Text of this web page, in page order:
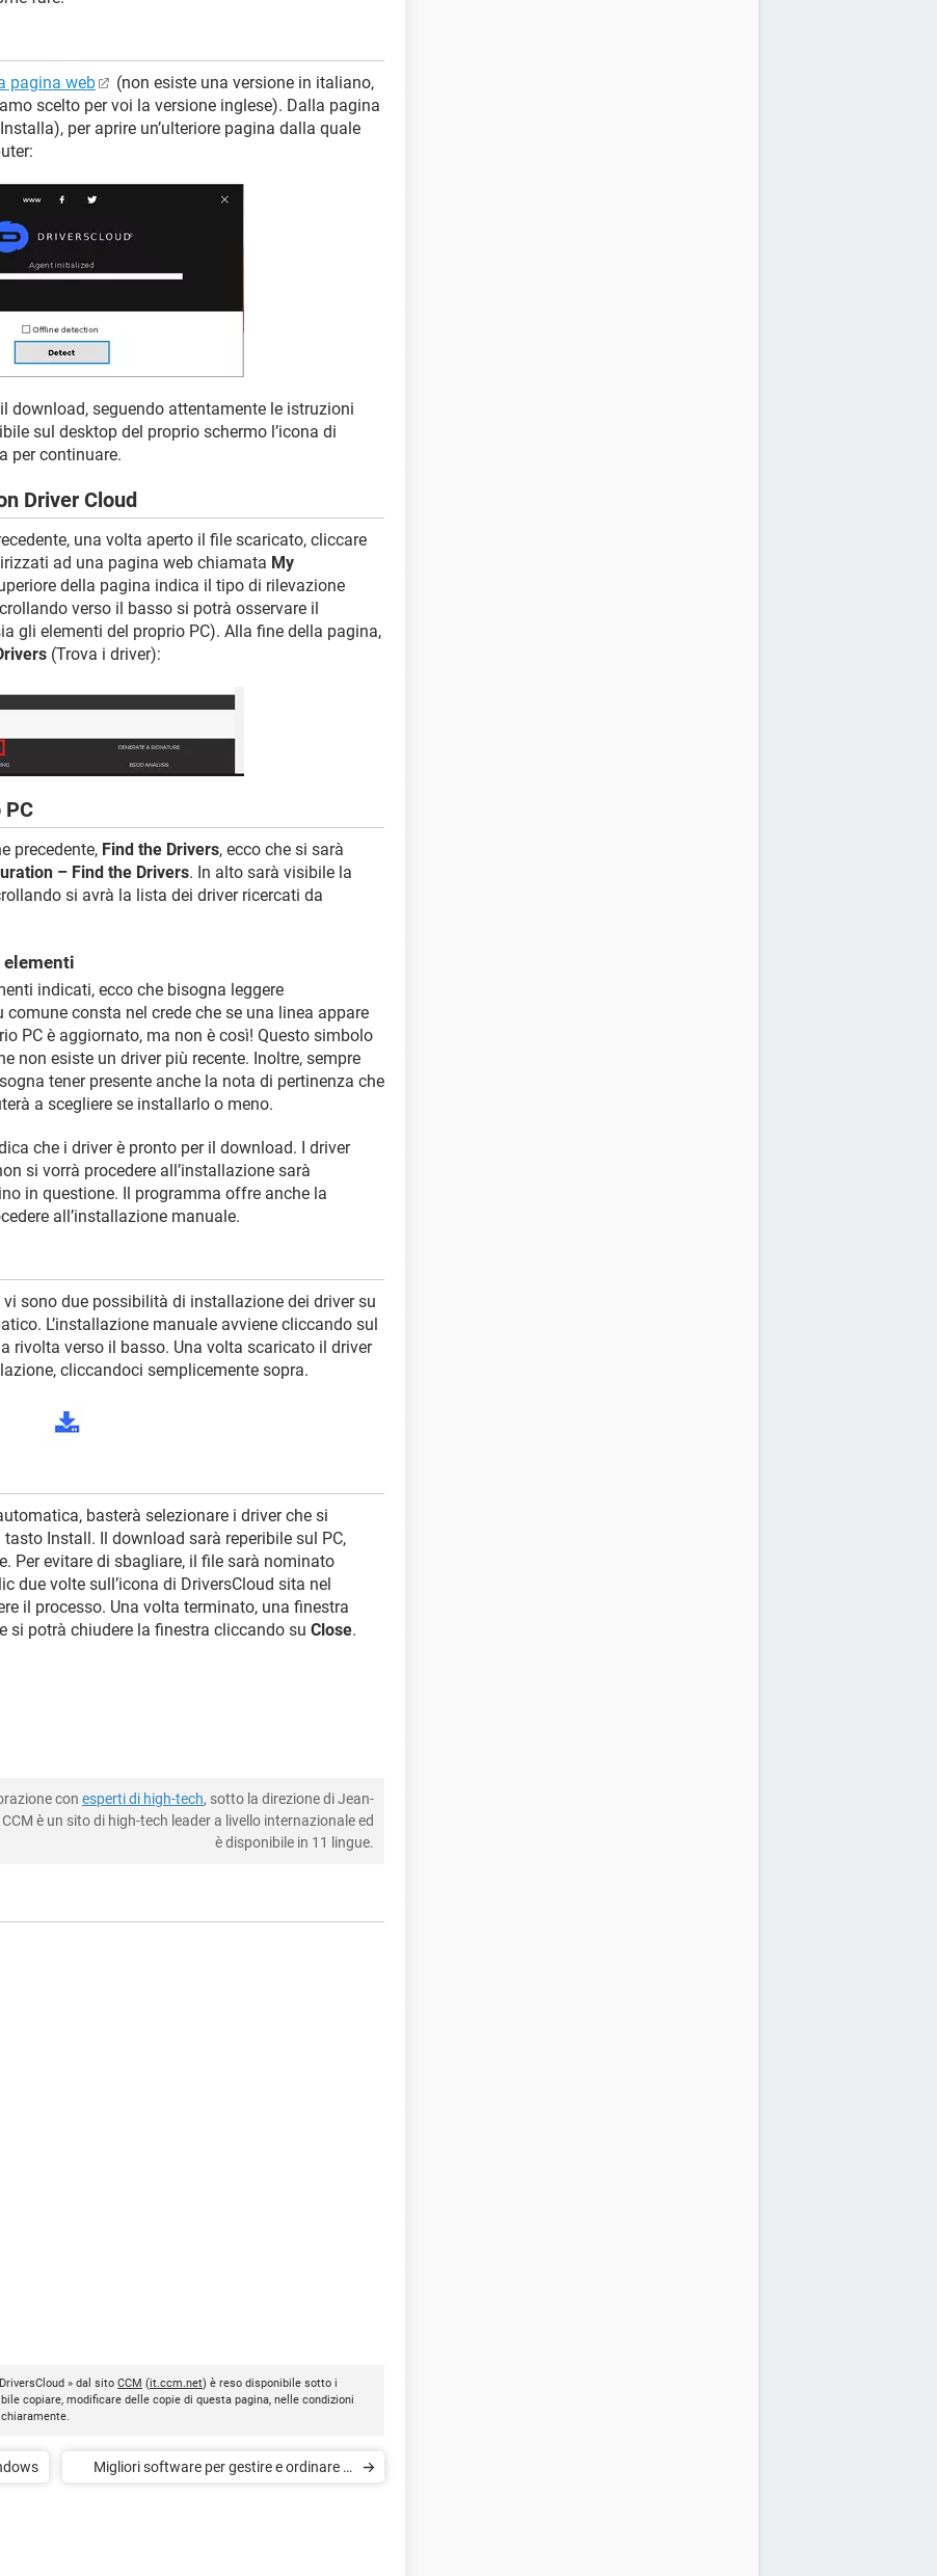
pagina web
(non esiste una versione in italiano,
scelto per voi la versione inglese). Dalla pagina
per aprire un’ulteriore pagina dalla quale
download, seguendo attentamente le istruzioni
sul desktop del proprio schermo l’icona di
per continuare.
Driver Cloud
una volta aperto il file scaricato, cliccare
ad una pagina web chiamata My
della pagina indica il tipo di rilevazione
verso il basso si potrà osservare il
gli elementi del proprio PC). Alla fine della pagina,
(Trova i driver):
precedente, Find the Drivers, ecco che si sarà
– Find the Drivers. In alto sarà visibile la
si avrà la lista dei driver ricercati da
elementi
indicati, ecco che bisogna leggere
comune consta nel crede che se una linea appare
PC è aggiornato, ma non è così! Questo simbolo
non esiste un driver più recente. Inoltre, sempre
tener presente anche la nota di pertinenza che
a scegliere se installarlo o meno.
che i driver è pronto per il download. I driver
si vorrà procedere all’installazione sarà
in questione. Il programma offre anche la
all’installazione manuale.
sono due possibilità di installazione dei driver su
L’installazione manuale avviene cliccando sul
rivolta verso il basso. Una volta scaricato il driver
cliccandoci semplicemente sopra.
basterà selezionare i driver che si
Install. Il download sarà reperibile sul PC,
Per evitare di sbagliare, il file sarà nominato
due volte sull’icona di DriversCloud sita nel
il processo. Una volta terminato, una finestra
si potrà chiudere la finestra cliccando su Close.
con esperti di high-tech, sotto la direzione di Jean-
è un sito di high-tech leader a livello internazionale ed
è disponibile in 11 lingue.
» dal sito CCM (it.ccm.net) è reso disponibile sotto i
copiare, modificare delle copie di questa pagina, nelle condizioni
Migliori software per gestire e ordinare le